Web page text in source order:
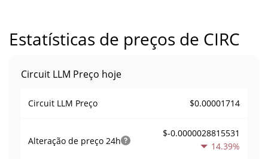
Estatísticas de preços de CIRC
Circuit LLM Preço hoje
Circuit LLM Preço $0.00001714
Alteração de preço 24h
$-0.0000028815531
14.39%